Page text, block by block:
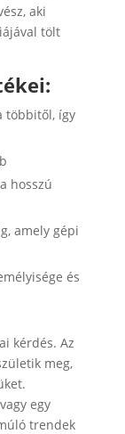
aki
tölt
többitől, így
hosszú
amely gépi
és
kérdés. Az
meg,
egy
trendek